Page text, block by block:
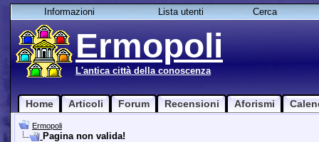
Informazioni Lista utenti Cerca
Ermopoli
L'antica città della conoscenza
Home Articoli Forum Recensioni Aforismi
Ermopoli
Pagina non valida!